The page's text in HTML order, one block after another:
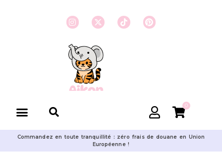
0
Commandez en toute tranquillité : zéro frais de douane en Union
Européenne !